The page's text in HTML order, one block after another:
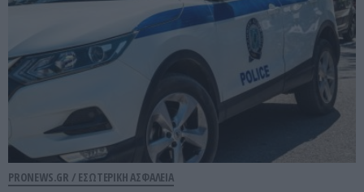
PRONEWS.GR / ΕΣΩΤΕΡΙΚΗ ΑΣΦΑΛΕΙΑ